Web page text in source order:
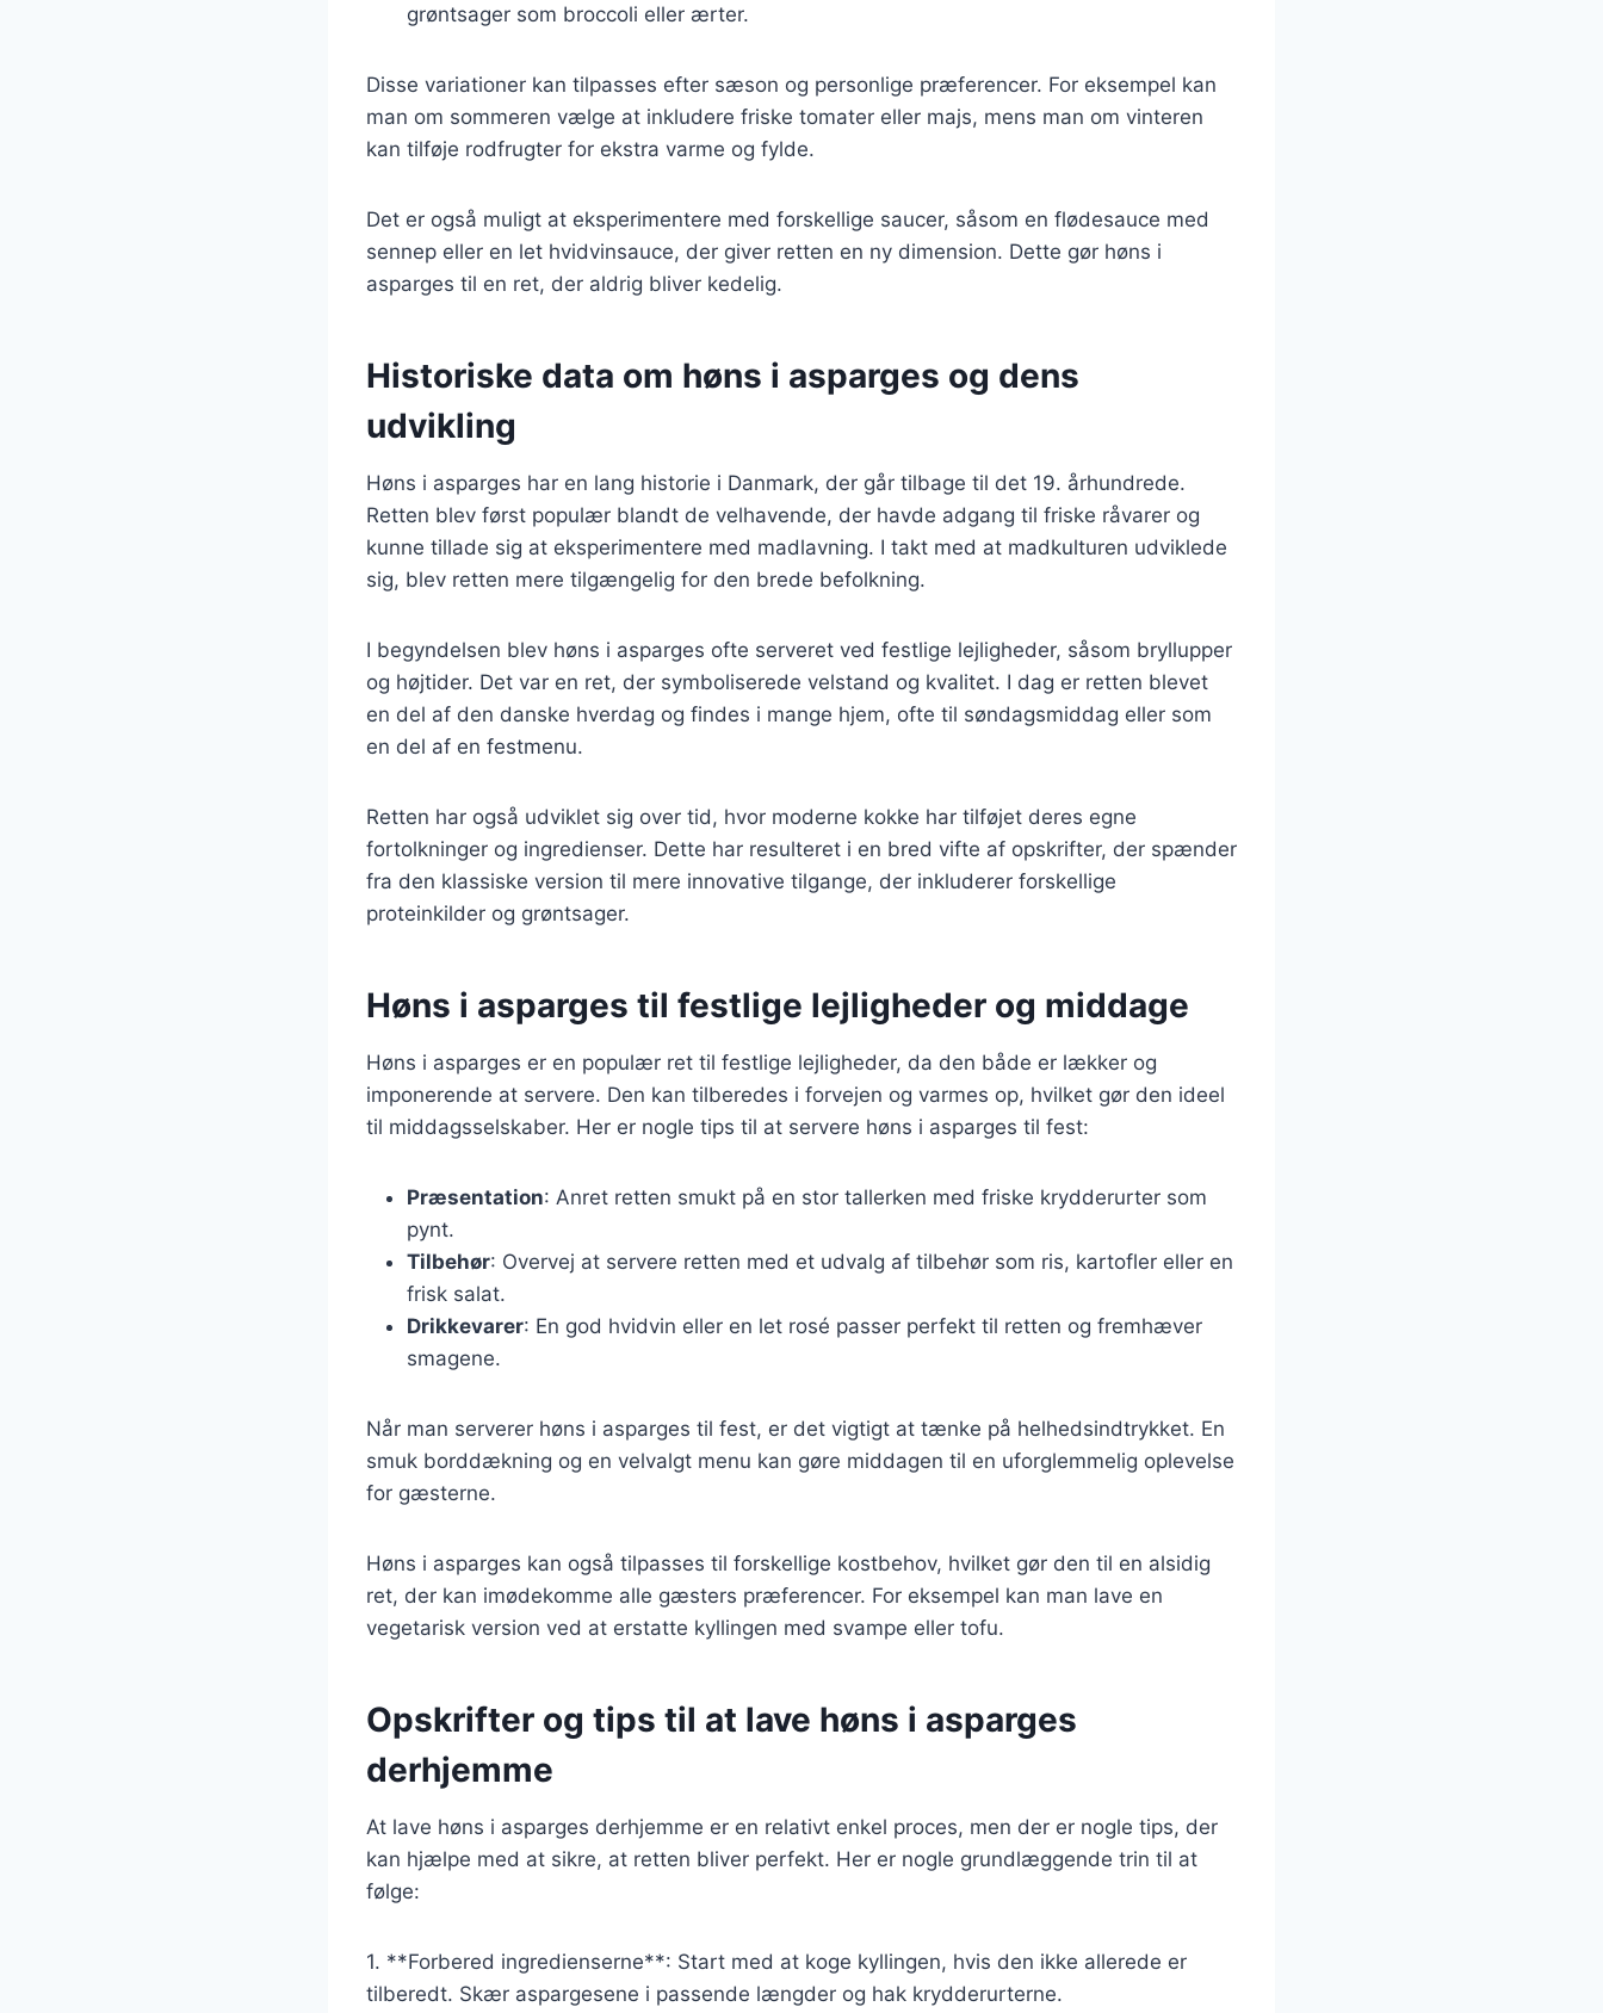
grøntsager som broccoli eller ærter.
Disse variationer kan tilpasses efter sæson og personlige præferencer. For eksempel kan
man om sommeren vælge at inkludere friske tomater eller majs, mens man om vinteren
kan tilføje rodfrugter for ekstra varme og fylde.
Det er også muligt at eksperimentere med forskellige saucer, såsom en flødesauce med
sennep eller en let hvidvinsauce, der giver retten en ny dimension. Dette gør høns i
asparges til en ret, der aldrig bliver kedelig.
Historiske data om høns i asparges og dens
udvikling
Høns i asparges har en lang historie i Danmark, der går tilbage til det 19. århundrede.
Retten blev først populær blandt de velhavende, der havde adgang til friske råvarer og
kunne tillade sig at eksperimentere med madlavning. I takt med at madkulturen udviklede
sig, blev retten mere tilgængelig for den brede befolkning.
I begyndelsen blev høns i asparges ofte serveret ved festlige lejligheder, såsom bryllupper
og højtider. Det var en ret, der symboliserede velstand og kvalitet. I dag er retten blevet
en del af den danske hverdag og findes i mange hjem, ofte til søndagsmiddag eller som
en del af en festmenu.
Retten har også udviklet sig over tid, hvor moderne kokke har tilføjet deres egne
fortolkninger og ingredienser. Dette har resulteret i en bred vifte af opskrifter, der spænder
fra den klassiske version til mere innovative tilgange, der inkluderer forskellige
proteinkilder og grøntsager.
Høns i asparges til festlige lejligheder og middage
Høns i asparges er en populær ret til festlige lejligheder, da den både er lækker og
imponerende at servere. Den kan tilberedes i forvejen og varmes op, hvilket gør den ideel
til middagsselskaber. Her er nogle tips til at servere høns i asparges til fest:
Præsentation: Anret retten smukt på en stor tallerken med friske krydderurter som
pynt.
Tilbehør: Overvej at servere retten med et udvalg af tilbehør som ris, kartofler eller en
frisk salat.
Drikkevarer: En god hvidvin eller en let rosé passer perfekt til retten og fremhæver
smagene.
Når man serverer høns i asparges til fest, er det vigtigt at tænke på helhedsindtrykket. En
smuk borddækning og en velvalgt menu kan gøre middagen til en uforglemmelig oplevelse
for gæsterne.
Høns i asparges kan også tilpasses til forskellige kostbehov, hvilket gør den til en alsidig
ret, der kan imødekomme alle gæsters præferencer. For eksempel kan man lave en
vegetarisk version ved at erstatte kyllingen med svampe eller tofu.
Opskrifter og tips til at lave høns i asparges
derhjemme
At lave høns i asparges derhjemme er en relativt enkel proces, men der er nogle tips, der
kan hjælpe med at sikre, at retten bliver perfekt. Her er nogle grundlæggende trin til at
følge:
1. **Forbered ingredienserne**: Start med at koge kyllingen, hvis den ikke allerede er
tilberedt. Skær aspargesene i passende længder og hak krydderurterne.